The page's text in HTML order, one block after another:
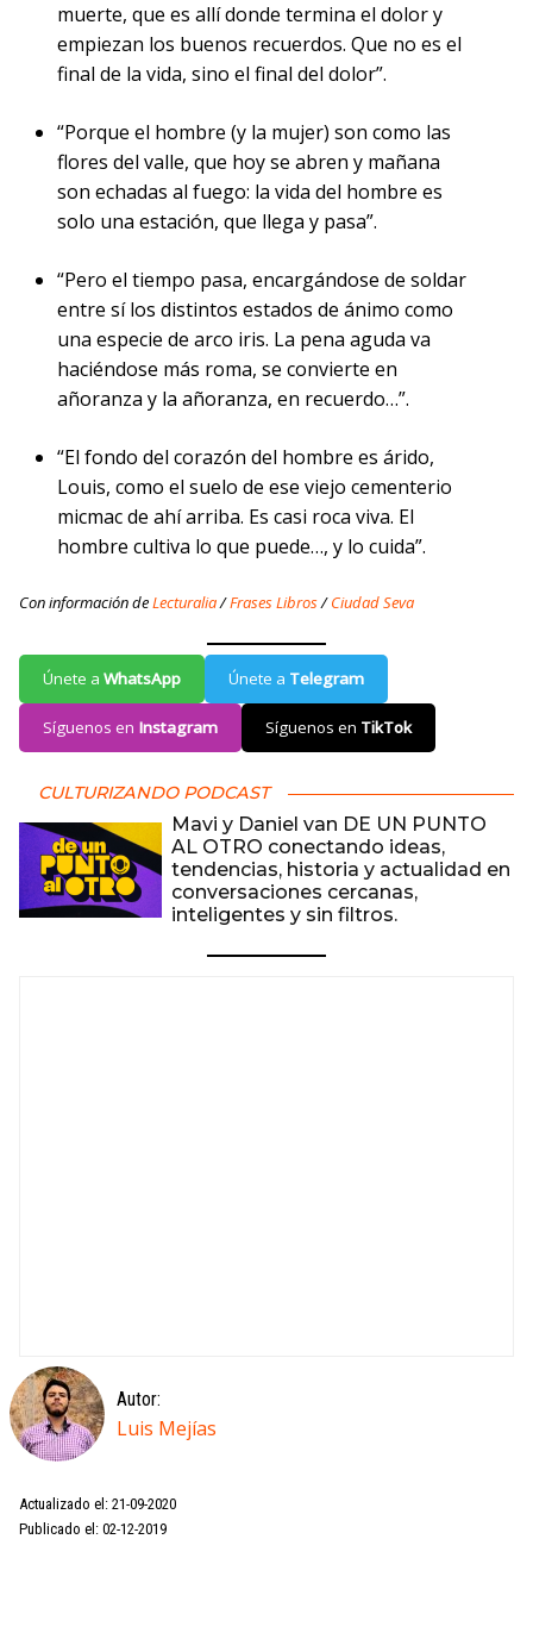
muerte, que es allí donde termina el dolor y
empiezan los buenos recuerdos. Que no es el
final de la vida, sino el final del dolor”.
“Porque el hombre (y la mujer) son como las
flores del valle, que hoy se abren y mañana
son echadas al fuego: la vida del hombre es
solo una estación, que llega y pasa”.
“Pero el tiempo pasa, encargándose de soldar
entre sí los distintos estados de ánimo como
una especie de arco iris. La pena aguda va
haciéndose más roma, se convierte en
añoranza y la añoranza, en recuerdo…”.
“El fondo del corazón del hombre es árido,
Louis, como el suelo de ese viejo cementerio
micmac de ahí arriba. Es casi roca viva. El
hombre cultiva lo que puede…, y lo cuida”.
Con información deLecturalia/Frases Libros/Ciudad Seva
Únete a WhatsApp Únete a Telegram
Síguenos en Instagram Síguenos en TikTok
CULTURIZANDO PODCAST
Mavi y Daniel van DE UN PUNTO
AL OTRO conectando ideas,
tendencias, historia y actualidad en
conversaciones cercanas,
inteligentes y sin filtros.
Autor:
Luis Mejías
Actualizado el: 21-09-2020
Publicado el: 02-12-2019